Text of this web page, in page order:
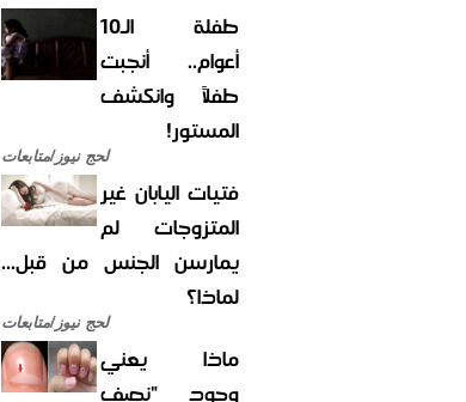
طفلة الـ10
أعوام.. أنجبت
طفلاً وانكشف
المستور!
لحج نيوز/متابعات
فتيات اليابان غير
المتزوجات لم
يمارسن الجنس من قبل...
لماذا؟
لحج نيوز/متابعات
ماذا يعني
وجود "نصف